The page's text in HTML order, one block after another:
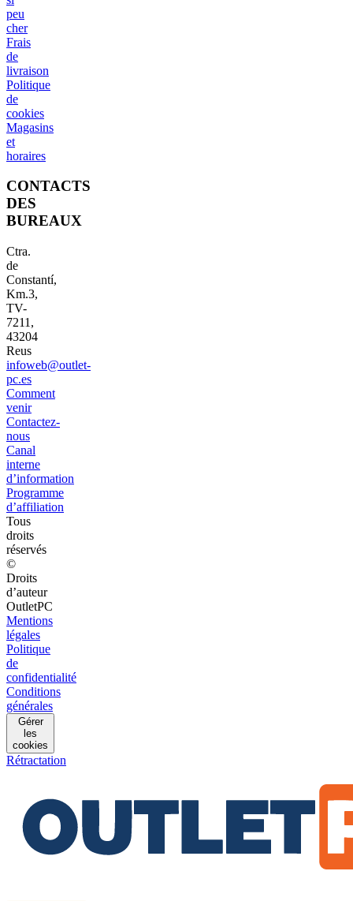
peu
cher
Frais
de
livraison
Politique
de
cookies
Magasins
et
horaires
CONTACTS
DES
BUREAUX
Ctra.
de
Constantí,
Km.3,
TV-
7211,
43204
Reus
infoweb@outlet-
pc.es
Comment
venir
Contactez-
nous
Canal
interne
d’information
Programme
d’affiliation
Tous
droits
réservés
©
Droits
d’auteur
OutletPC
Mentions
légales
Politique
de
confidentialité
Conditions
générales
Gérer
les
cookies
Rétractation